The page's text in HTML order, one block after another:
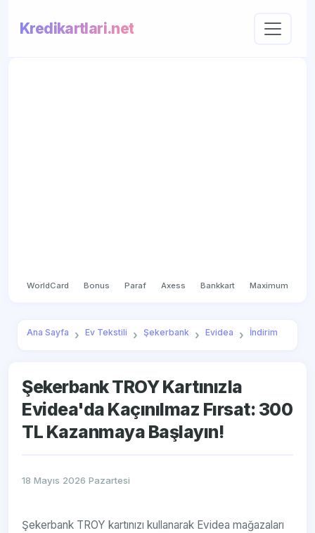
Kredikartlari.net
WorldCard Bonus Paraf Axess Bankkart Maximum
Ana Sayfa Ev Tekstili Şekerbank Evidea İndirim
Şekerbank TROY Kartınızla
Evidea'da Kaçınılmaz Fırsat: 300
TL Kazanmaya Başlayın!
18 Mayıs 2026 Pazartesi
Şekerbank TROY kartınızı kullanarak Evidea mağazaları